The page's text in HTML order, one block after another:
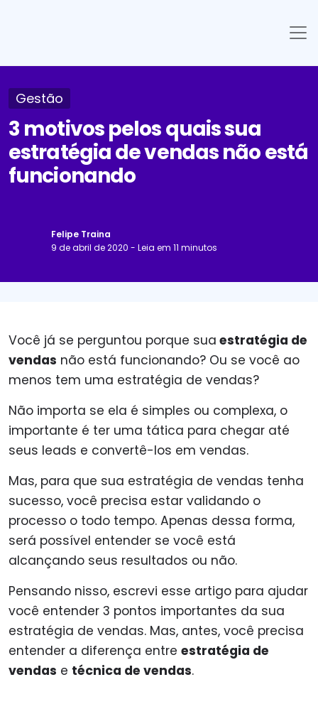
Gestão
3 motivos pelos quais sua
estratégia de vendas não está
funcionando
Felipe Traina
9 de abril de 2020 - Leia em 11 minutos
Você já se perguntou porque sua estratégia de
vendas não está funcionando? Ou se você ao
menos tem uma estratégia de vendas?
Não importa se ela é simples ou complexa, o
importante é ter uma tática para chegar até
seus leads e convertê-los em vendas.
Mas, para que sua estratégia de vendas tenha
sucesso, você precisa estar validando o
processo o todo tempo. Apenas dessa forma,
será possível entender se você está
alcançando seus resultados ou não.
Pensando nisso, escrevi esse artigo para ajudar
você entender 3 pontos importantes da sua
estratégia de vendas. Mas, antes, você precisa
entender a diferença entre estratégia de
vendas e técnica de vendas.